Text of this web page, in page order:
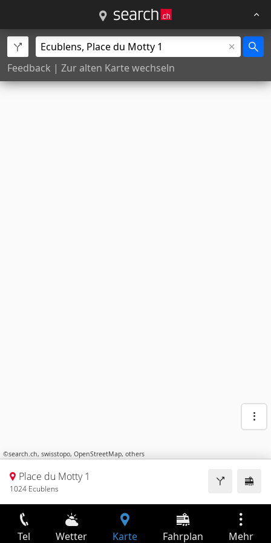
Feedback | Zur alten Karte wechseln
©search.ch, swisstopo, OpenStreetMap, others
Place du Motty 1
1024 Ecublens
Tel Wetter Karte Fahrplan Mehr